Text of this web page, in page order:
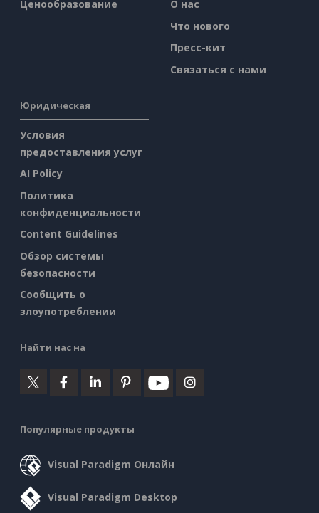
Ценообразование
О нас
Что нового
Пресс-кит
Связаться с нами
Юридическая
Условия
предоставления услуг
AI Policy
Политика
конфиденциальности
Content Guidelines
Обзор системы
безопасности
Сообщить о
злоупотреблении
Найти нас на
Популярные продукты
Visual Paradigm Онлайн
Visual Paradigm Desktop